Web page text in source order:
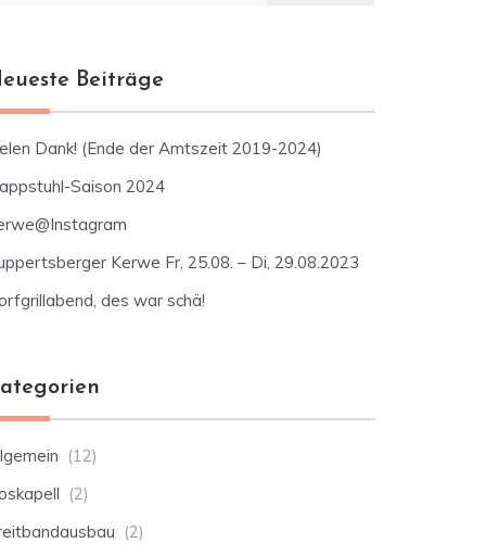
Beiträge
Dank! (Ende der Amtszeit 2019-2024)
Saison 2024
Kerwe Fr, 25.08. – Di, 29.08.2023
des war schä!
(12)
(2)
(2)